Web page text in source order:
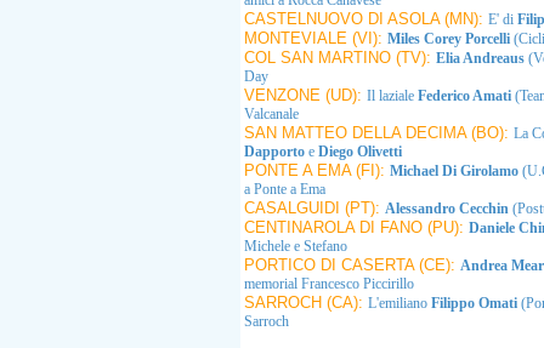
CASTELNUOVO DI ASOLA (MN): E' di
MONTEVIALE (VI): Miles Corey Porcelli
COL SAN MARTINO (TV): Elia Andreaus
Day
VENZONE (UD): Il laziale Federico Amati
Valcanale
SAN MATTEO DELLA DECIMA (BO): La
Dapporto e Diego Olivetti
PONTE A EMA (FI): Michael Di Girolamo
a Ponte a Ema
CASALGUIDI (PT): Alessandro Cecchin
CENTINAROLA DI FANO (PU): Daniele
Michele e Stefano
PORTICO DI CASERTA (CE): Andrea
memorial Francesco Piccirillo
SARROCH (CA): L'emiliano Filippo Omati
Sarroch